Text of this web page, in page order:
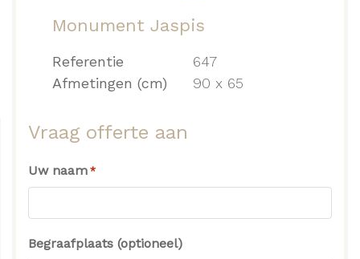
Monument Jaspis
Referentie
647
Afmetingen (cm)
90 x 65
Vraag offerte aan
Uw naam *
Begraafplaats (optioneel)